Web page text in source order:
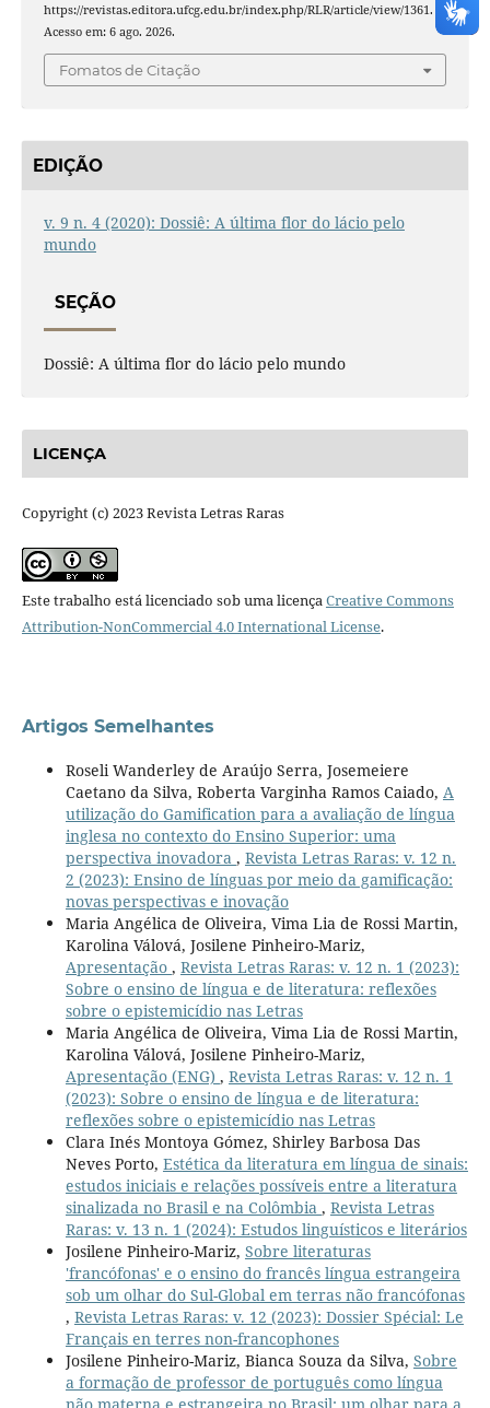
https://revistas.editora.ufcg.edu.br/index.php/RLR/article/view/1361.
Acesso em: 6 ago. 2026.
Fomatos de Citação
EDIÇÃO
v. 9 n. 4 (2020): Dossiê: A última flor do lácio pelo
mundo
SEÇÃO
Dossiê: A última flor do lácio pelo mundo
LICENÇA
Copyright (c) 2023 Revista Letras Raras
Este trabalho está licenciado sob uma licençaCreative Commons
Attribution-NonCommercial 4.0 International License.
Artigos Semelhantes
Roseli Wanderley de Araújo Serra, Josemeiere
Caetano da Silva, Roberta Varginha Ramos Caiado, A
utilização do Gamification para a avaliação de língua
inglesa no contexto do Ensino Superior: uma
perspectiva inovadora , Revista Letras Raras: v. 12 n.
2 (2023): Ensino de línguas por meio da gamificação:
novas perspectivas e inovação
Maria Angélica de Oliveira, Vima Lia de Rossi Martin,
Karolina Válová, Josilene Pinheiro-Mariz,
Apresentação , Revista Letras Raras: v. 12 n. 1 (2023):
Sobre o ensino de língua e de literatura: reflexões
sobre o epistemicídio nas Letras
Maria Angélica de Oliveira, Vima Lia de Rossi Martin,
Karolina Válová, Josilene Pinheiro-Mariz,
Apresentação (ENG) , Revista Letras Raras: v. 12 n. 1
(2023): Sobre o ensino de língua e de literatura:
reflexões sobre o epistemicídio nas Letras
Clara Inés Montoya Gómez, Shirley Barbosa Das
Neves Porto, Estética da literatura em língua de sinais:
estudos iniciais e relações possíveis entre a literatura
sinalizada no Brasil e na Colômbia , Revista Letras
Raras: v. 13 n. 1 (2024): Estudos linguísticos e literários
Josilene Pinheiro-Mariz, Sobre literaturas
'francófonas' e o ensino do francês língua estrangeira
sob um olhar do Sul-Global em terras não francófonas
, Revista Letras Raras: v. 12 (2023): Dossier Spécial: Le
Français en terres non-francophones
Josilene Pinheiro-Mariz, Bianca Souza da Silva, Sobre
a formação de professor de português como língua